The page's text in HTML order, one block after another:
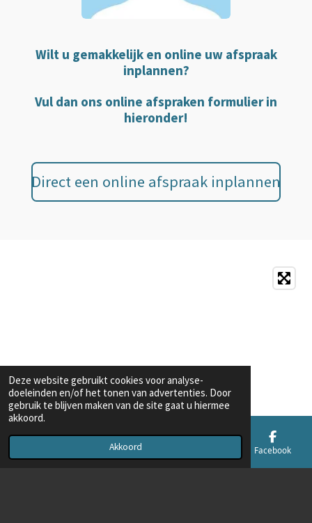
Deze website gebruikt cookies voor analyse-
doeleinden en/of het tonen van advertenties. Door
gebruik te blijven maken van de site gaat u hiermee
akkoord.
Akkoord
Wilt u gemakkelijk en online uw afspraak
inplannen?
Vul dan ons online afspraken formulier in
hieronder!
Direct een online afspraak inplannen
Telefoonnummer Facebook